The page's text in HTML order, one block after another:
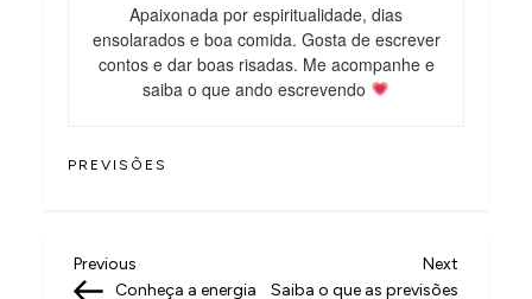
Apaixonada por espiritualidade, dias
ensolarados e boa comida. Gosta de escrever
contos e dar boas risadas. Me acompanhe e
saiba o que ando escrevendo
PREVISÕES
N
Previous
Post
Previous
Conheça a energia
Next
Post
Next
Saiba o que as previsões